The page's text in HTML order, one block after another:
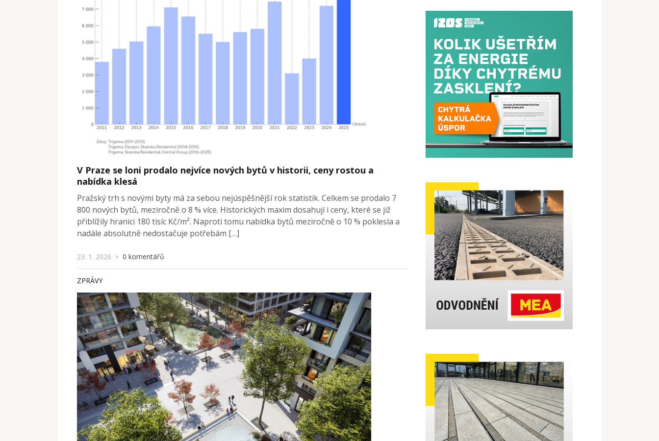
V Praze se loni prodalo nejvíce nových bytů v historii, ceny rostou a
nabídka klesá
Pražský trh s novými byty má za sebou nejúspěšnější rok statistik. Celkem se prodalo 7
800 nových bytů, meziročně o 8 % více. Historických maxim dosahují i ceny, které se již
přiblížily hranici 180 tisíc Kč/m². Naproti tomu nabídka bytů meziročně o 10 % poklesla a
nadále absolutně nedostačuje potřebám […]
23. 1. 2026 × 0 komentářů
ZPRÁVY